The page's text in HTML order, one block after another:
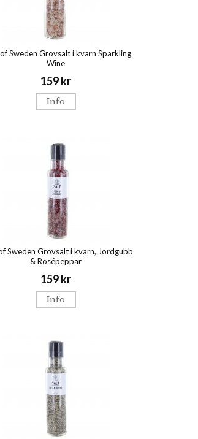
Sweden Grovsalt i kvarn Sparkling
Wine
159 kr
Info
Sweden Grovsalt i kvarn, Jordgubb
& Rosépeppar
159 kr
Info